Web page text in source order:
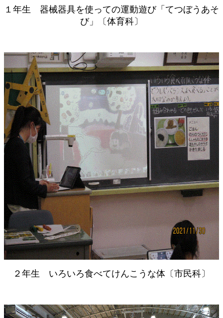
１年生 器械器具を使っての運動遊び「てつぼうあそ
び」〔体育科〕
２年生 いろいろ食べてけんこうな体〔市民科〕